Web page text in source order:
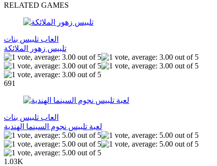
RELATED GAMES
العاب تلبيس بنات
تلبيس زهور الملائكة
691
العاب تلبيس بنات
لعبة تلبيس نجوم السينما الهندية
1.03K